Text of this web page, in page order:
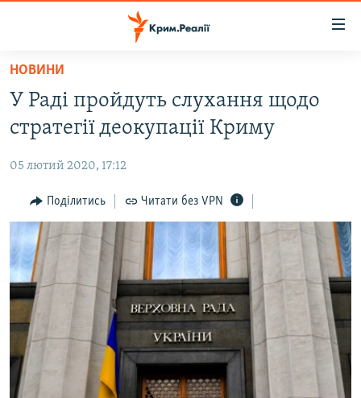
Перейти
основного
матеріалу
Перейти
до
навігації
Перейти
до
пошуку
ВОДА.КРИМ
ВІДЕО ТА ФОТО
ПОЛІТИКА
БЛОГИ
ПОГЛЯД
ІНТЕРВ'Ю
ВСЕ ЗА ДЕНЬ
СПЕЦПРОЕКТИ
ДЕПОРТАЦІЯ
ВІДЕОУРОКИ «ELIFBE»
ЯК ОБІЙТИ БЛОКУВАННЯ
Русский
НОВИНИ
У Раді пройдуть слухання щодо
стратегії деокупації Криму
05 лютий 2020, 17:12
Поділитись Читати без VPN